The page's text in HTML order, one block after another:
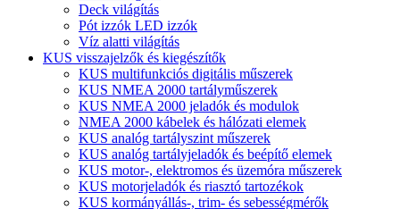
Deck világítás
Pót izzók LED izzók
Víz alatti világítás
KUS visszajelzők és kiegészítők
KUS multifunkciós digitális műszerek
KUS NMEA 2000 tartályműszerek
KUS NMEA 2000 jeladók és modulok
NMEA 2000 kábelek és hálózati elemek
KUS analóg tartályszint műszerek
KUS analóg tartályjeladók és beépítő elemek
KUS motor-, elektromos és üzemóra műszerek
KUS motorjeladók és riasztó tartozékok
KUS kormányállás-, trim- és sebességmérők